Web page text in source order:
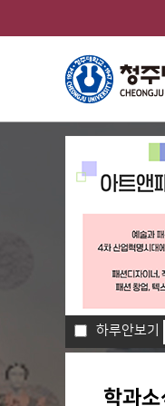
하루안보기
예
학과소